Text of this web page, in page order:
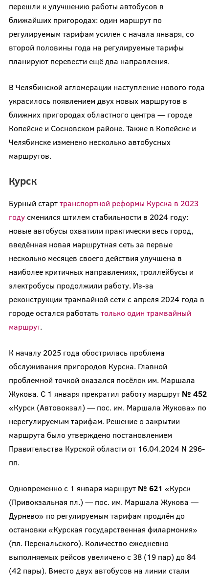
перешли к улучшению работы автобусов в
ближайших пригородах: один маршрут по
регулируемым тарифам усилен с начала января, со
второй половины года на регулируемые тарифы
планируют перевести ещё два направления.
В Челябинской агломерации наступление нового года
украсилось появлением двух новых маршрутов в
ближних пригородах областного центра — городе
Копейске и Сосновском районе. Также в Копейске и
Челябинске изменено несколько автобусных
маршрутов.
Курск
Бурный старттранспортной реформы Курска в 2023
годусменился штилем стабильности в 2024 году:
новые автобусы охватили практически весь город,
введённая новая маршрутная сеть за первые
несколько месяцев своего действия улучшена в
наиболее критичных направлениях, троллейбусы и
электробусы продолжили работу. Из-за
реконструкции трамвайной сети с апреля 2024 года в
городе остался работатьтолько один трамвайный
маршрут.
К началу 2025 года обострилась проблема
обслуживания пригородов Курска. Главной
проблемной точкой оказался посёлок им. Маршала
Жукова. С 1 января прекратил работу маршрут № 452
«Курск (Автовокзал) — пос. им. Маршала Жукова» по
нерегулируемым тарифам. Решение о закрытии
маршрута было утверждено постановлением
Правительства Курской области от 16.04.2024 N 296-
пп.
Одновременно с 1 января маршрут № 621 «Курск
(Привокзальная пл.) — пос. им. Маршала Жукова —
Дурнево» по регулируемым тарифам продлён до
остановки «Курская государственная филармония»
(пл. Перекальского). Количество ежедневно
выполняемых рейсов увеличено с 38 (19 пар) до 84
(42 пары). Вместо двух автобусов на линии стали